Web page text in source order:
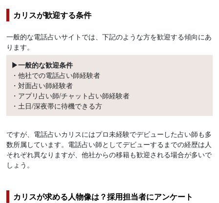
カリスが歓迎する条件
一般的な電話占いサイトでは、下記のような方を歓迎する傾向にあ
ります。
▶一般的な歓迎条件
・他社での電話占い師経験者
・対面占い師経験者
・アプリ占い師/チャット占い師経験者
・土日/深夜帯に待機できる方
ですが、電話占いカリスにはプロ未経験でデビューした占い師も多
数所属しています。電話占い師としてデビューするまでの経歴は人
それぞれ異なりますが、他社からの移籍も歓迎される場合が多いで
しょう。
カリスが求める人物像は？採用担当者にアンケート